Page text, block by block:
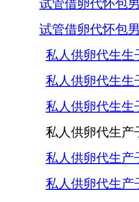
试管借卵代怀包
试管借卵代怀包
私人供卵代生生
私人供卵代生生
私人供卵代生生
私人供卵代生产
私人供卵代生产
私人供卵代生产